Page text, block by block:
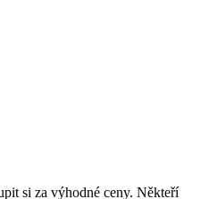
si za výhodné ceny. Někteří